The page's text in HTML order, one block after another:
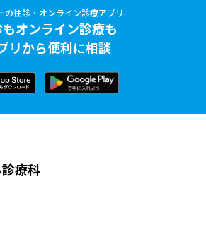
の往診・オンライン診療アプリ
オンライン診療も
リから便利に相談
療科